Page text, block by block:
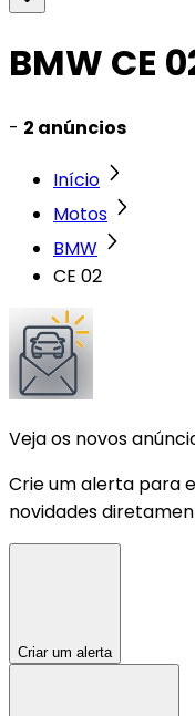
BMW CE
- 2 anúncios
Início
Motos
BMW
CE 02
Veja os novos
Crie um alerta para
novidades
Criar um alerta